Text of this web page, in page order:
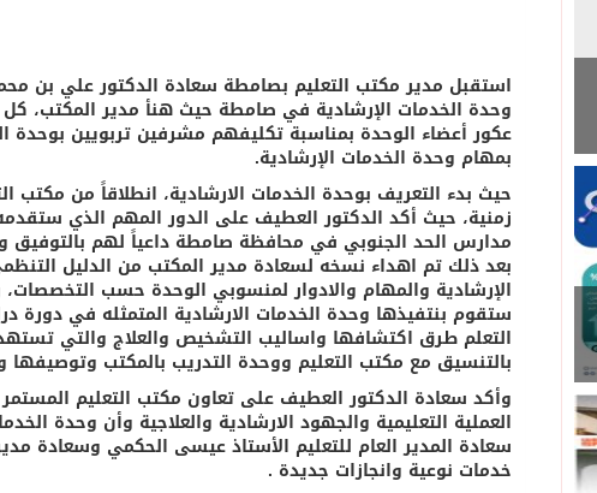
وحدة الخدمات الإرشادية في صامطة حيث هنأ مدير المكتب،
عكور أعضاء الوحدة بمناسبة تكليفهم مشرفين تربويين بوحدة
بمهام وحدة الخدمات الإرشادية.
حيث بدء التعريف بوحدة الخدمات الارشادية، انطلاقاً من
زمنية، حيث أكد الدكتور العطيف على الدور المهم الذي
مدارس الحد الجنوبي في محافظة صامطة داعياً لهم بالتوفيق
بعد ذلك تم اهداء نسخه لسعادة مدير المكتب من الدليل
الإرشادية والمهام والادوار لمنسوبي الوحدة حسب
ستقوم بنتفيذها وحدة الخدمات الارشادية المتمثله في دورة
التعلم طرق اكتشافها واساليب التشخيص والعلاج والتي
بالتنسيق مع مكتب التعليم ووحدة التدريب بالمكتب
وأكد سعادة الدكتور العطيف على تعاون مكتب التعليم
العملية التعليمية والجهود الارشادية والعلاجية وأن وحدة
سعادة المدير العام للتعليم الأستاذ عيسى الحكمي وسعادة
خدمات نوعية وانجازات جديدة .